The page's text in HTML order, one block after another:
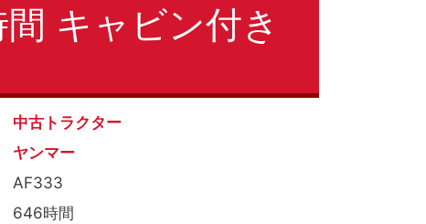
キャビン付き
中古トラクター
ヤンマー
AF333
646時間